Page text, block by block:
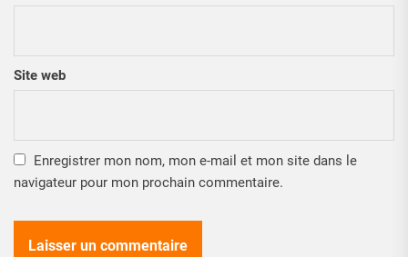
Site web
Enregistrer mon nom, mon e-mail et mon site dans le
navigateur pour mon prochain commentaire.